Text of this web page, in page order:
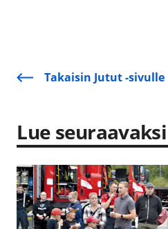
Takaisin Jutut -sivulle
Lue seuraavaksi